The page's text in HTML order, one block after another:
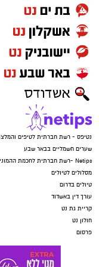
כתובת המייל:ram@isnet.co.il
ללא הרף.
בפארק,
איימו על
זרקו את
קרדיט: משטרת
המשפחה נמצאת
נטיפס - רשת חברתית לטיפים
שערים חשמליים בבאר שבע
Netips -רשת חברתית לחכמת ההמונים
מסלולים לטיולים
טיולים בדרום
עורך דין באשדוד
קריית גת נט
חולון נט
פרסום